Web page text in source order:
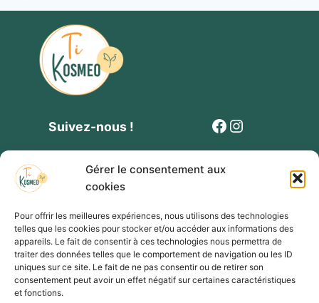
Gérer le consentement aux
cookies
Pour offrir les meilleures expériences, nous utilisons des technologies
telles que les cookies pour stocker et/ou accéder aux informations des
appareils. Le fait de consentir à ces technologies nous permettra de
traiter des données telles que le comportement de navigation ou les ID
uniques sur ce site. Le fait de ne pas consentir ou de retirer son
consentement peut avoir un effet négatif sur certaines caractéristiques
et fonctions.
Suivez-nous ! Facebook
Instagram
Contact Politique de cookies
Mentions légales
Conditions générales de vente et de participation
Formulaire privatisation évènement